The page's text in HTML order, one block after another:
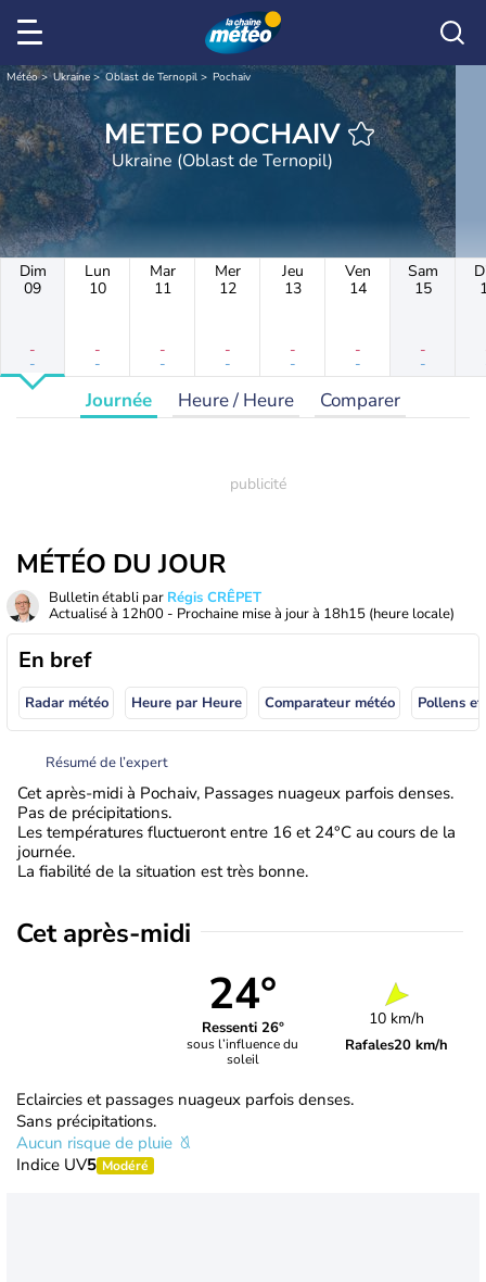
Météo Ukraine Oblast de Ternopil Pochaiv
METEO POCHAIV
Ukraine (Oblast de Ternopil)
Dim
09
-
-
Lun
10
-
-
Mar
11
-
-
Mer
12
-
-
Jeu
13
-
-
Ven
14
-
-
Sam
15
-
-
Journée Heure / Heure Comparer
MÉTÉO DU JOUR
Bulletin établi par Régis CRÊPET
Actualisé à 12h00 - Prochaine mise à jour à 18h15 (heure locale)
En bref
Radar météo Heure par Heure Comparateur météo Pollens
Résumé de l’expert
Cet après-midi à Pochaiv, Passages nuageux parfois denses.
Pas de précipitations.
Les températures fluctueront entre 16 et 24°C au cours de la
journée.
La fiabilité de la situation est très bonne.
Cet après-midi
24°
Ressenti 26°
sous l’influence du
soleil
10 km/h
Rafales20 km/h
Eclaircies et passages nuageux parfois denses.
Sans précipitations.
Aucun risque de pluie
Indice UV5 Modéré